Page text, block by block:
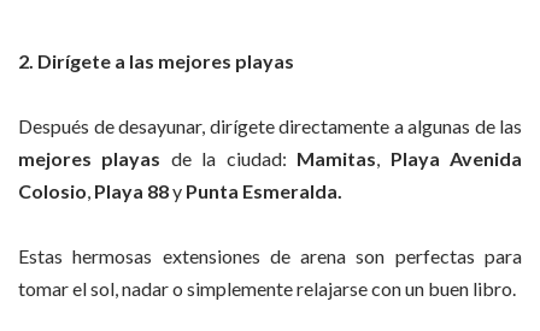
2. Dirígete a las mejores playas
Después de desayunar, dirígete directamente a algunas de las
mejores playas de la ciudad: Mamitas, Playa Avenida
Colosio, Playa 88y Punta Esmeralda.
Estas hermosas extensiones de arena son perfectas para
tomar el sol, nadar o simplemente relajarse con un buen libro.